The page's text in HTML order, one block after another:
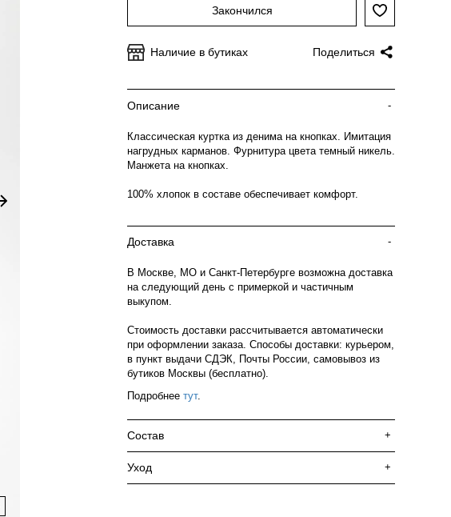
Закончился
Наличие в бутиках Поделиться
Описание -
Классическая куртка из денима на кнопках. Имитация
нагрудных карманов. Фурнитура цвета темный никель.
Манжета на кнопках.
100% хлопок в составе обеспечивает комфорт.
Доставка -
В Москве, МО и Санкт-Петербурге возможна доставка
на следующий день с примеркой и частичным
выкупом.
Стоимость доставки рассчитывается автоматически
при оформлении заказа. Способы доставки: курьером,
в пункт выдачи СДЭК, Почты России, самовывоз из
бутиков Москвы (бесплатно).
Подробнее тут.
Состав +
Уход +